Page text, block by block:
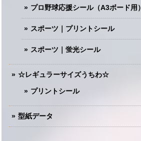
プロ野球応援シール（A3ボード用）
スポーツ｜プリントシール
スポーツ｜蛍光シール
☆レギュラーサイズうちわ☆
プリントシール
型紙データ